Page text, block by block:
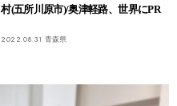
村(五所川原市)/奥津軽路、世界にPR
2022.08.31 青森県